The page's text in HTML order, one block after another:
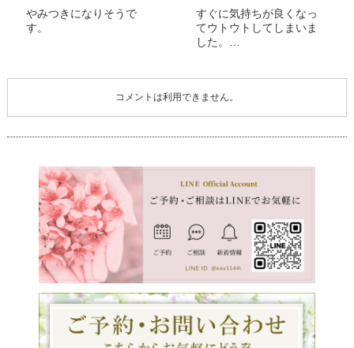
やみつきになりそうで
す。
すぐに気持ちが良くなっ
てウトウトしてしまいま
した。…
コメントは利用できません。